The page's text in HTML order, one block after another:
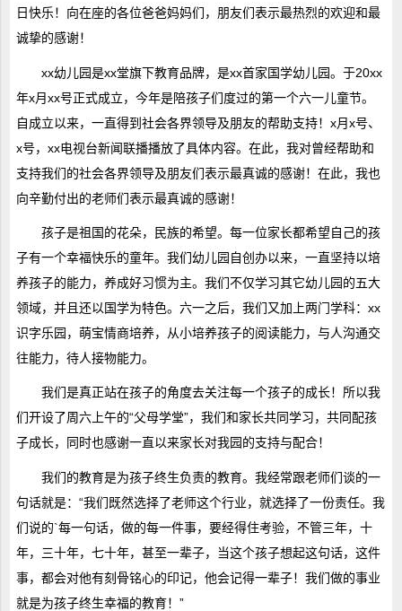
日快乐！向在座的各位爸爸妈妈们，朋友们表示最热烈的欢迎和最
诚挚的感谢！
xx幼儿园是xx堂旗下教育品牌，是xx首家国学幼儿园。于20xx
年x月xx号正式成立，今年是陪孩子们度过的第一个六一儿童节。
自成立以来，一直得到社会各界领导及朋友的帮助支持！x月x号、
x号，xx电视台新闻联播播放了具体内容。在此，我对曾经帮助和
支持我们的社会各界领导及朋友们表示最真诚的感谢！在此，我也
向辛勤付出的老师们表示最真诚的感谢！
孩子是祖国的花朵，民族的希望。每一位家长都希望自己的孩
子有一个幸福快乐的童年。我们幼儿园自创办以来，一直坚持以培
养孩子的能力，养成好习惯为主。我们不仅学习其它幼儿园的五大
领域，并且还以国学为特色。六一之后，我们又加上两门学科：xx
识字乐园，萌宝情商培养，从小培养孩子的阅读能力，与人沟通交
往能力，待人接物能力。
我们是真正站在孩子的角度去关注每一个孩子的成长！所以我
们开设了周六上午的“父母学堂”，我们和家长共同学习，共同配孩
子成长，同时也感谢一直以来家长对我园的支持与配合！
我们的教育是为孩子终生负责的教育。我经常跟老师们谈的一
句话就是：“我们既然选择了老师这个行业，就选择了一份责任。我
们说的`每一句话，做的每一件事，要经得住考验，不管三年，十
年，三十年，七十年，甚至一辈子，当这个孩子想起这句话，这件
事，都会对他有刻骨铭心的印记，他会记得一辈子！我们做的事业
就是为孩子终生幸福的教育！”